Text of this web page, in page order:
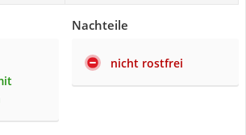
Nachteile
nicht rostfrei